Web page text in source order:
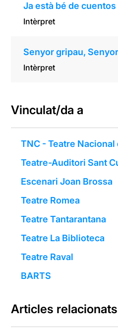
Ja està bé de
Intèrpret
Senyor gripau,
Intèrpret
Vinculat/da a
TNC - Teatre Nacional
Teatre-Auditori Sant
Escenari Joan Brossa
Teatre Romea
Teatre Tantarantana
Teatre La Biblioteca
Teatre Raval
BARTS
Articles relacionats